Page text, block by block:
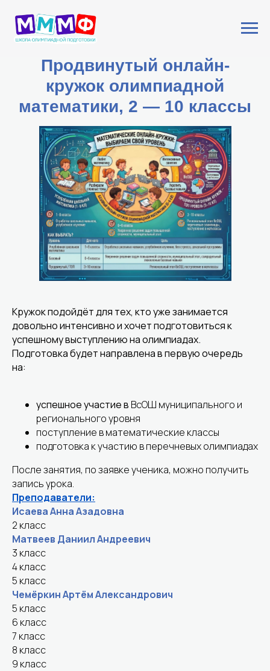
Продвинутый онлайн-
кружок олимпиадной
математики, 2 — 10 классы
Кружок подойдёт для тех, кто уже занимается
довольно интенсивно и хочет подготовиться к
успешному выступлению на олимпиадах.
Подготовка будет направлена в первую очередь
на:
успешное участие в ВсОШ муниципального и
регионального уровня
поступление в математические классы
подготовка к участию в перечневых олимпиадах
После занятия, по заявке ученика, можно получить
запись урока.
Преподаватели:
Исаева Анна Азадовна
2 класс
Матвеев Даниил Андреевич
3 класс
4 класс
5 класс
Чемёркин Артём Александрович
5 класс
6 класс
7 класс
8 класс
9 класс